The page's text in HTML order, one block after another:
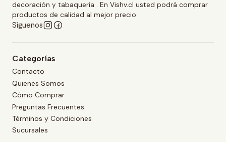
decoración y tabaquería . En Vishv.cl usted podrá comprar
productos de calidad al mejor precio.
Síguenos
Categorías
Contacto
Quienes Somos
Cómo Comprar
Preguntas Frecuentes
Términos y Condiciones
Sucursales